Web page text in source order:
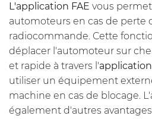
L'application FAE vous
automoteurs en cas de perte
radiocommande. Cette
déplacer l'automoteur sur
et rapide à travers l'application
utiliser un équipement
machine en cas de blocage.
également d'autres